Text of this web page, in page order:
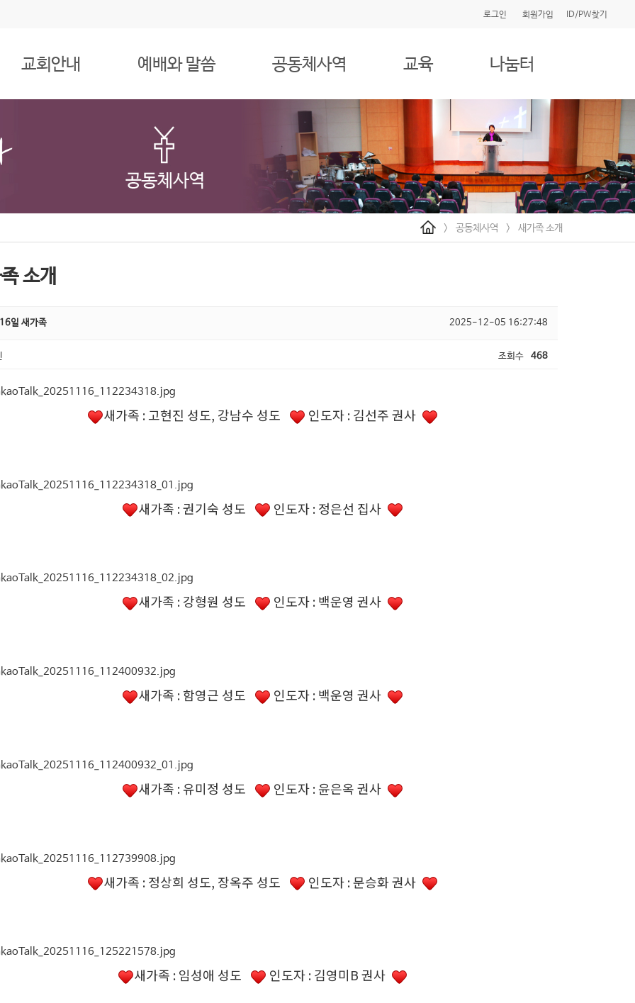
로그인 회원가입 ID/PW찾기
교회안내 예배와 말씀 공동체사역 교육 나눔터
> 공동체사역 > 새가족 소개
소개
일 새가족 2025-12-05 16:27:48
조회수 468
새가족 : 고현진 성도, 강남수 성도 인도자 : 김선주 권사
새가족 : 권기숙 성도 인도자 : 정은선 집사
새가족 : 강형원 성도 인도자 : 백운영 권사
새가족 : 함영근 성도 인도자 : 백운영 권사
새가족 : 유미정 성도 인도자 : 윤은옥 권사
새가족 : 정상희 성도, 장옥주 성도 인도자 : 문승화 권사
새가족 : 임성애 성도 인도자 : 김영미B 권사